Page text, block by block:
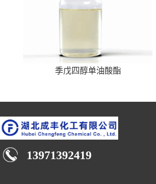
季戊四醇单油酸酯
13971392419